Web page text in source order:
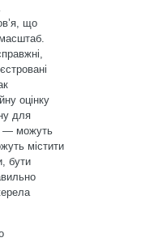
що
оцінку
для
— можуть
містити
бути